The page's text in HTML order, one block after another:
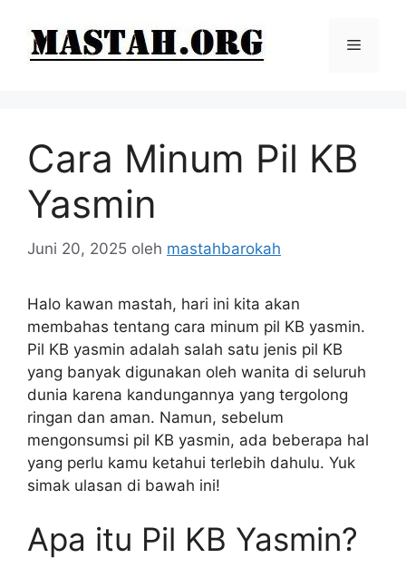
Menu
Cara Minum Pil KB
Yasmin
Juni 20, 2025 oleh mastahbarokah
Halo kawan mastah, hari ini kita akan
membahas tentang cara minum pil KB yasmin.
Pil KB yasmin adalah salah satu jenis pil KB
yang banyak digunakan oleh wanita di seluruh
dunia karena kandungannya yang tergolong
ringan dan aman. Namun, sebelum
mengonsumsi pil KB yasmin, ada beberapa hal
yang perlu kamu ketahui terlebih dahulu. Yuk
simak ulasan di bawah ini!
Apa itu Pil KB Yasmin?